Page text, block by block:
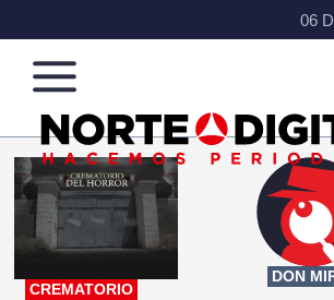
06
Norte
de
Ciudad
Más
que
noticias,
hacemos periodismo
CREMATORIO
DON